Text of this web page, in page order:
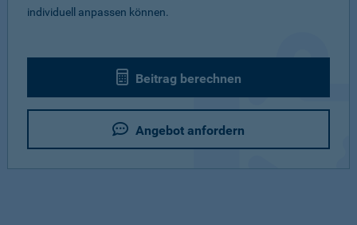
individuell anpassen können.
Beitrag berechnen
Angebot anfordern